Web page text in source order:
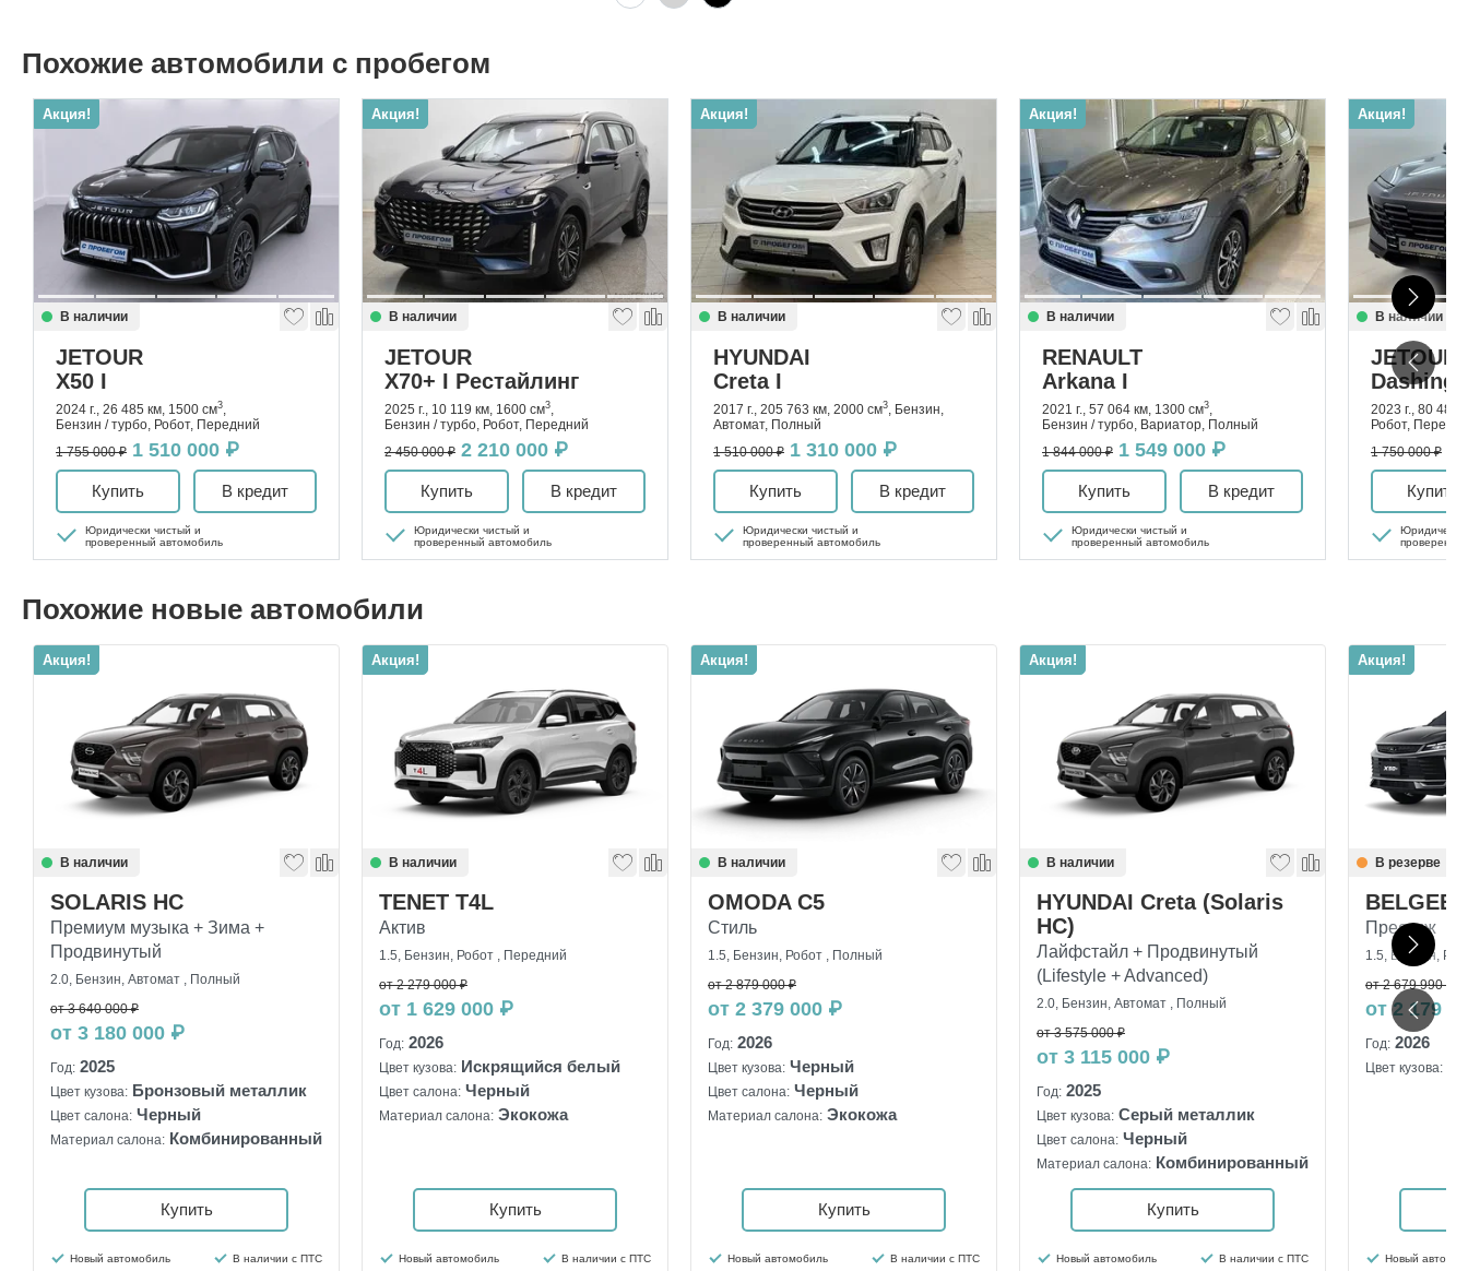
Похожие автомобили с пробегом
Акция!
В наличии
JETOUR
X50 I
2024 г., 26 485 км, 1500 см3,
Бензин / турбо, Робот, Передний
1 755 000 ₽ 1 510 000 ₽
Купить В кредит
Юридически чистый и
проверенный автомобиль
Акция!
В наличии
JETOUR
X70+ I Рестайлинг
2025 г., 10 119 км, 1600 см3,
Бензин / турбо, Робот, Передний
2 450 000 ₽ 2 210 000 ₽
Купить В кредит
Юридически чистый и
проверенный автомобиль
Акция!
В наличии
HYUNDAI
Creta I
2017 г., 205 763 км, 2000 см3, Бензин,
Автомат, Полный
1 510 000 ₽ 1 310 000 ₽
Купить В кредит
Юридически чистый и
проверенный автомобиль
Акция!
В наличии
RENAULT
Arkana I
2021 г., 57 064 км, 1300 см3,
Бензин / турбо, Вариатор, Полный
1 844 000 ₽ 1 549 000 ₽
Купить В кредит
Юридически чистый и
проверенный автомобиль
Акция!
В наличии
JETOUR
Dashing I
2023 г., 80 488
Робот,
1 750 000 ₽
Купить
Юридически
Похожие новые автомобили
Акция!
В наличии
SOLARIS HC
Премиум музыка + Зима +
Продвинутый
2.0, Бензин, Автомат , Полный
от 3 640 000 ₽
от 3 180 000 ₽
Год: 2025
Цвет кузова: Бронзовый металлик
Цвет салона: Черный
Материал салона: Комбинированный
Купить
Новый автомобиль В наличии с ПТС
Акция!
В наличии
TENET T4L
Актив
1.5, Бензин, Робот , Передний
от 2 279 000 ₽
от 1 629 000 ₽
Год: 2026
Цвет кузова: Искрящийся белый
Цвет салона: Черный
Материал салона: Экокожа
Купить
Новый автомобиль В наличии с ПТС
Акция!
В наличии
OMODA C5
Стиль
1.5, Бензин, Робот , Полный
от 2 879 000 ₽
от 2 379 000 ₽
Год: 2026
Цвет кузова: Черный
Цвет салона: Черный
Материал салона: Экокожа
Купить
Новый автомобиль В наличии с ПТС
Акция!
В наличии
HYUNDAI Creta (Solaris
HC)
Лайфстайл + Продвинутый
(Lifestyle + Advanced)
2.0, Бензин, Автомат , Полный
от 3 575 000 ₽
от 3 115 000 ₽
Год: 2025
Цвет кузова: Серый металлик
Цвет салона: Черный
Материал салона: Комбинированный
Купить
Новый автомобиль В наличии с ПТС
Акция!
В резерве
BELGEE
Престиж
1.5, Бензин,
от 2 679 990 ₽
от 2 179
Год: 2026
Цвет кузова:
Новый